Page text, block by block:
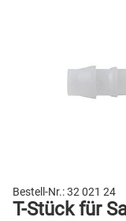
Bestell-Nr.:32 021 24
T-Stück für